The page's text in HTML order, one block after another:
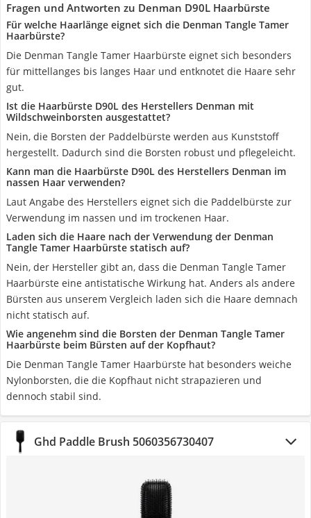
Fragen und Antworten zu Denman D90L Haarbürste
Für welche Haarlänge eignet sich die Denman Tangle Tamer
Haarbürste?
Die Denman Tangle Tamer Haarbürste eignet sich besonders
für mittellanges bis langes Haar und entknotet die Haare sehr
gut.
Ist die Haarbürste D90L des Herstellers Denman mit
Wildschweinborsten ausgestattet?
Nein, die Borsten der Paddelbürste werden aus Kunststoff
hergestellt. Dadurch sind die Borsten robust und pflegeleicht.
Kann man die Haarbürste D90L des Herstellers Denman im
nassen Haar verwenden?
Laut Angabe des Herstellers eignet sich die Paddelbürste zur
Verwendung im nassen und im trockenen Haar.
Laden sich die Haare nach der Verwendung der Denman
Tangle Tamer Haarbürste statisch auf?
Nein, der Hersteller gibt an, dass die Denman Tangle Tamer
Haarbürste eine antistatische Wirkung hat. Anders als andere
Bürsten aus unserem Vergleich laden sich die Haare demnach
nicht statisch auf.
Wie angenehm sind die Borsten der Denman Tangle Tamer
Haarbürste beim Bürsten auf der Kopfhaut?
Die Denman Tangle Tamer Haarbürste hat besonders weiche
Nylonborsten, die die Kopfhaut nicht strapazieren und
dennoch stabil sind.
Ghd Paddle Brush 5060356730407